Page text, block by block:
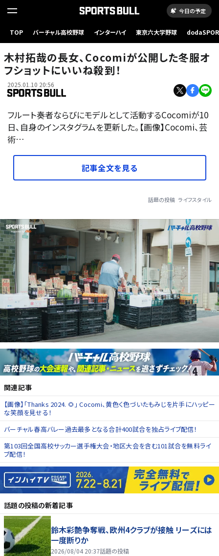
今日の予定
TOP バーチャル高校野球 インターハイ 東京六大学野球
木村拓哉の長女、Cocomiが公開した冬服オ
フショットにいいね殺到！
2025.01.10 20:56
フルート奏者ならびにモデルとして活動するCocomiが10
日、自身のインスタグラムを更新した。【画像】Cocomi、芸
術…
記事全文を見る
話題の投稿 ライフスタイル
関連記事
【画像】「Thanks 2024. 🌻」 Cocomi、黄色く色づいたもみじを片手にハッピー
な笑顔を見せる！
バーチャル春高バレー過去最多となる合計400試合を独占ライブ配信！
第103回全国高校サッカー選手権大会・地区大会を含む101試合を無料ライ
ブ配信！
話題の投稿の新着記事
鈴木彩艶争奪戦、欧州4クラブが接触 リーズには
一度断りか
2026/08/04 20:37話題の投稿